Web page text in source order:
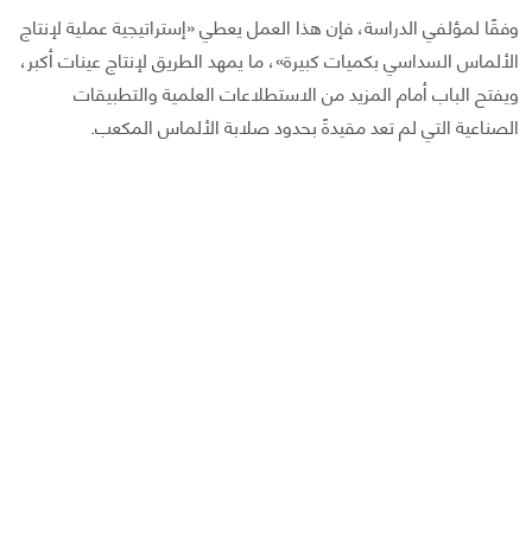
وفقًا لمؤلفي الدراسة، فإن هذا العمل يعطي «إستراتيجية عملية لإنتاج
الألماس السداسي بكميات كبيرة»، ما يمهد الطريق لإنتاج عينات أكبر،
ويفتح الباب أمام المزيد من الاستطلاعات العلمية والتطبيقات
الصناعية التي لم تعد مقيدةً بحدود صلابة الألماس المكعب.